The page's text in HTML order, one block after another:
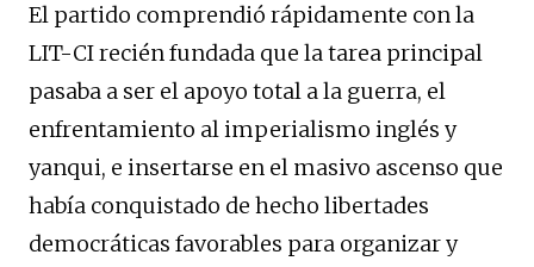
El partido comprendió rápidamente con la
LIT-CI recién fundada que la tarea principal
pasaba a ser el apoyo total a la guerra, el
enfrentamiento al imperialismo inglés y
yanqui, e insertarse en el masivo ascenso que
había conquistado de hecho libertades
democráticas favorables para organizar y